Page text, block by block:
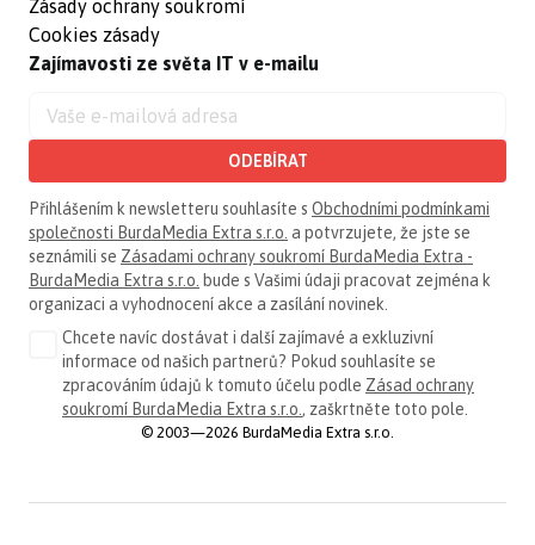
Zásady ochrany soukromí
Cookies zásady
Zajímavosti ze světa IT v e-mailu
ODEBÍRAT
Přihlášením k newsletteru souhlasíte s Obchodními podmínkami
společnosti BurdaMedia Extra s.r.o. a potvrzujete, že jste se
seznámili se Zásadami ochrany soukromí BurdaMedia Extra -
BurdaMedia Extra s.r.o. bude s Vašimi údaji pracovat zejména k
organizaci a vyhodnocení akce a zasílání novinek.
Chcete navíc dostávat i další zajímavé a exkluzivní
informace od našich partnerů? Pokud souhlasíte se
zpracováním údajů k tomuto účelu podle Zásad ochrany
soukromí BurdaMedia Extra s.r.o. , zaškrtněte toto pole.
© 2003—2026 BurdaMedia Extra s.r.o.